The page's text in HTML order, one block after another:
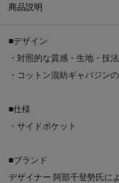
商品説明
■デザイン
・対照的な質感・生地・技
・コットン混紡ギャバジン
■仕様
・サイドポケット
■ブランド
デザイナー 阿部千登勢氏に